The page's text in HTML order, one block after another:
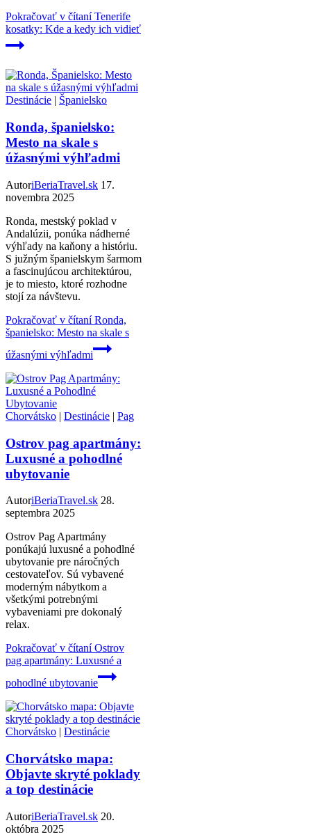
Pokračovať v čítaníTenerife
kosatky: Kde a kedy ich vidieť
Destinácie | Španielsko
Ronda, španielsko:
Mesto na skale s
úžasnými výhľadmi
AutoriBeriaTravel.sk 17.
novembra 2025
Ronda, mestský poklad v
Andalúzii, ponúka nádherné
výhľady na kaňony a históriu.
S južným španielskym šarmom
a fascinujúcou architektúrou,
je to miesto, ktoré rozhodne
stojí za návštevu.
Pokračovať v čítaníRonda,
španielsko: Mesto na skale s
úžasnými výhľadmi
Chorvátsko | Destinácie | Pag
Ostrov pag apartmány:
Luxusné a pohodlné
ubytovanie
AutoriBeriaTravel.sk 28.
septembra 2025
Ostrov Pag Apartmány
ponúkajú luxusné a pohodlné
ubytovanie pre náročných
cestovateľov. Sú vybavené
moderným nábytkom a
všetkými potrebnými
vybaveniami pre dokonalý
relax.
Pokračovať v čítaníOstrov
pag apartmány: Luxusné a
pohodlné ubytovanie
Chorvátsko | Destinácie
Chorvátsko mapa:
Objavte skryté poklady
a top destinácie
AutoriBeriaTravel.sk 20.
októbra 2025